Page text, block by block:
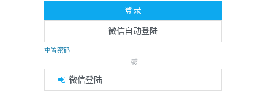
登录
微信自动登陆
重置密码
- 或 -
微信登陆